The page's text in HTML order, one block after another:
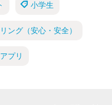
小学生
ング（安心・安全）
アプリ